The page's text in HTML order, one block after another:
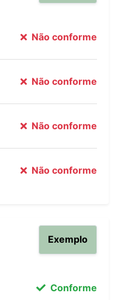
Não conforme
Não conforme
Não conforme
Não conforme
Exemplo
Conforme